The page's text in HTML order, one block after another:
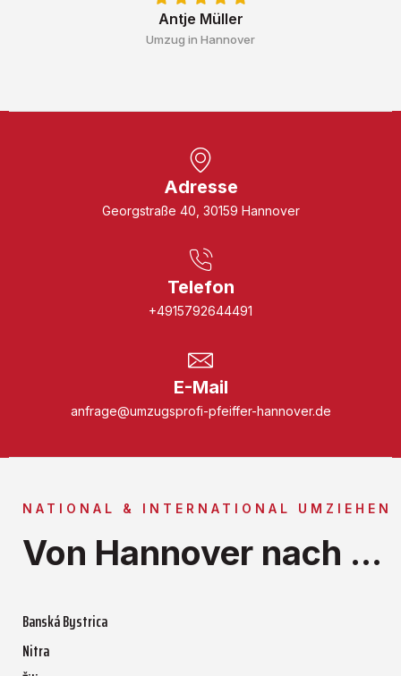
Antje Müller
Umzug in Hannover
Adresse
Georgstraße 40, 30159 Hannover
Telefon
+4915792644491
E-Mail
anfrage@umzugsprofi-pfeiffer-hannover.de
NATIONAL & INTERNATIONAL UMZIEHEN
Von Hannover nach ...
Banská Bystrica
Nitra